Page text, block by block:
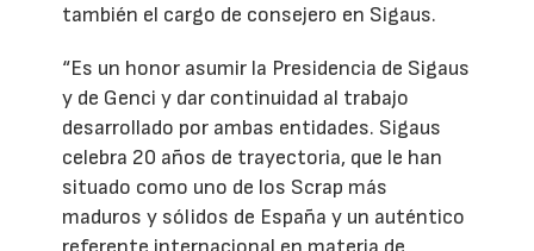
también el cargo de consejero en Sigaus.
“Es un honor asumir la Presidencia de Sigaus
y de Genci y dar continuidad al trabajo
desarrollado por ambas entidades. Sigaus
celebra 20 años de trayectoria, que le han
situado como uno de los Scrap más
maduros y sólidos de España y un auténtico